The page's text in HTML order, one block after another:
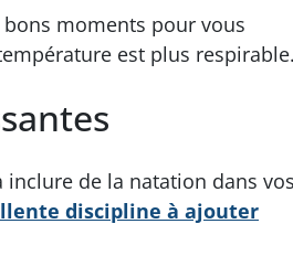
moments pour vous
est plus
inclure de la natation dans
discipline à ajouter